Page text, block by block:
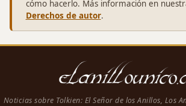
cómo hacerlo. Más información en
Derechos de autor.
Noticias sobre Tolkien: El Señor de los Anillos, Los